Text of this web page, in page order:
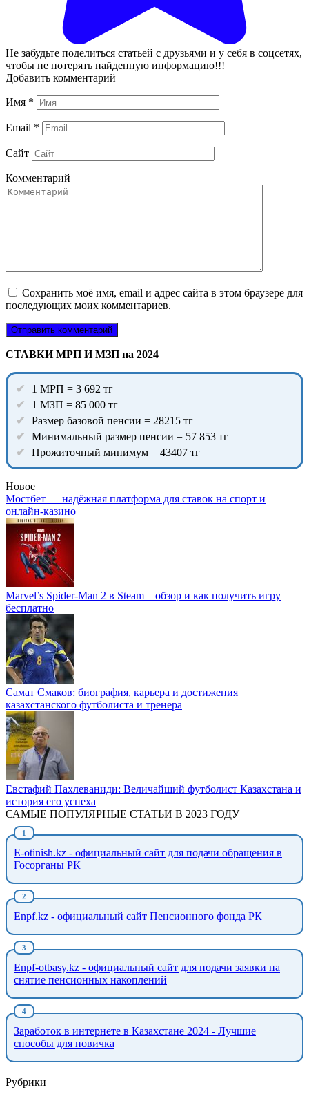
Не забудьте поделиться статьей с друзьями и у себя в соцсетях,
чтобы не потерять найденную информацию!!!
Добавить комментарий
Имя *
Email *
Сайт
Комментарий
Сохранить моё имя, email и адрес сайта в этом браузере для
последующих моих комментариев.
СТАВКИ МРП И МЗП на 2024
1 МРП = 3 692 тг
1 МЗП = 85 000 тг
Размер базовой пенсии = 28215 тг
Минимальный размер пенсии = 57 853 тг
Прожиточный минимум = 43407 тг
Новое
Мостбет — надёжная платформа для ставок на спорт и
онлайн-казино
Marvel’s Spider-Man 2 в Steam – обзор и как получить игру
бесплатно
Самат Смаков: биография, карьера и достижения
казахстанского футболиста и тренера
Евстафий Пахлеваниди: Величайший футболист Казахстана и
история его успеха
САМЫЕ ПОПУЛЯРНЫЕ СТАТЬИ В 2023 ГОДУ
E-otinish.kz - официальный сайт для подачи обращения в
Госорганы РК
Enpf.kz - официальный сайт Пенсионного фонда РК
Enpf-otbasy.kz - официальный сайт для подачи заявки на
снятие пенсионных накоплений
Заработок в интернете в Казахстане 2024 - Лучшие
способы для новичка
Рубрики